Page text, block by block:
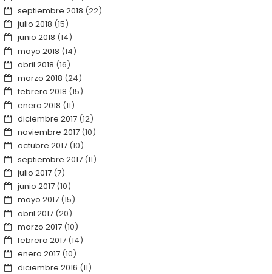
septiembre 2018 (22)
julio 2018 (15)
junio 2018 (14)
mayo 2018 (14)
abril 2018 (16)
marzo 2018 (24)
febrero 2018 (15)
enero 2018 (11)
diciembre 2017(12)
noviembre 2017(10)
octubre 2017(10)
septiembre 2017(11)
julio 2017(7)
junio 2017(10)
mayo 2017(15)
abril 2017(20)
marzo 2017(10)
febrero 2017(14)
enero 2017(10)
diciembre 2016 (11)